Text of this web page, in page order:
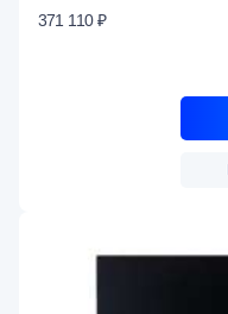
371 110 ₽